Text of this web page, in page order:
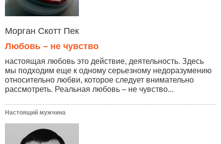
Морган Скотт Пек
Любовь – не чувство
настоящая любовь это действие, деятельность. Здесь
мы подходим еще к одному серьезному недоразумению
относительно любви, которое следует внимательно
рассмотреть. Реальная любовь – не чувство...
Настоящий мужчина